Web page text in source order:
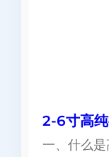
2-6寸高
一、什么